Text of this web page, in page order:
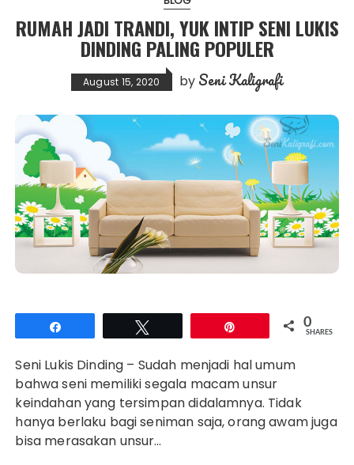
RUMAH JADI TRANDI, YUK INTIP SENI LUKIS
DINDING PALING POPULER
August 15, 2020 by Seni Kaligrafi
0
SHARES
Seni Lukis Dinding – Sudah menjadi hal umum
bahwa seni memiliki segala macam unsur
keindahan yang tersimpan didalamnya. Tidak
hanya berlaku bagi seniman saja, orang awam juga
bisa merasakan unsur…